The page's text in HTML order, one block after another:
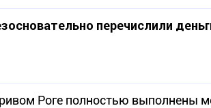
перечислили
На стадионе «Металлург» в